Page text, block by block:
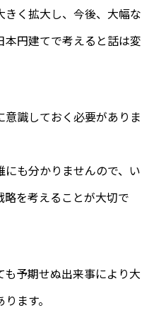
きく拡大し、今後、大幅な
円建てで考えると話は変
識しておく必要がありま
も分かりませんので、い
略を考えることが大切で
予期せぬ出来事により大
ます。